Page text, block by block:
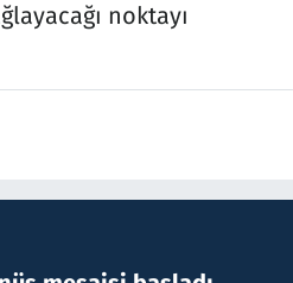
noktayı